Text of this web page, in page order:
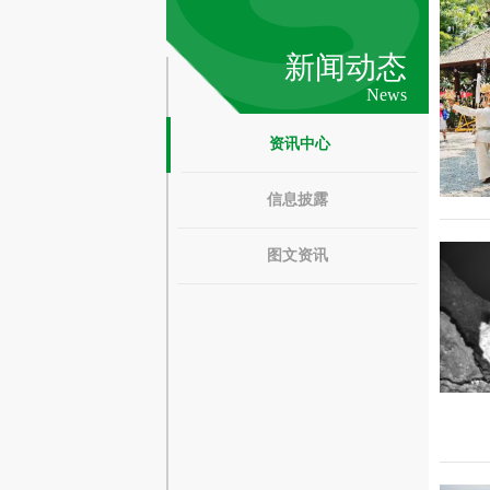
新闻动态
News
资讯中心
信息披露
图文资讯